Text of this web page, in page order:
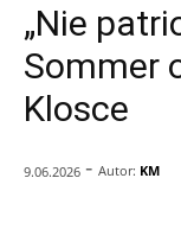
„Nie
Sommer
Klosce
9.06.2026 - Autor: KM